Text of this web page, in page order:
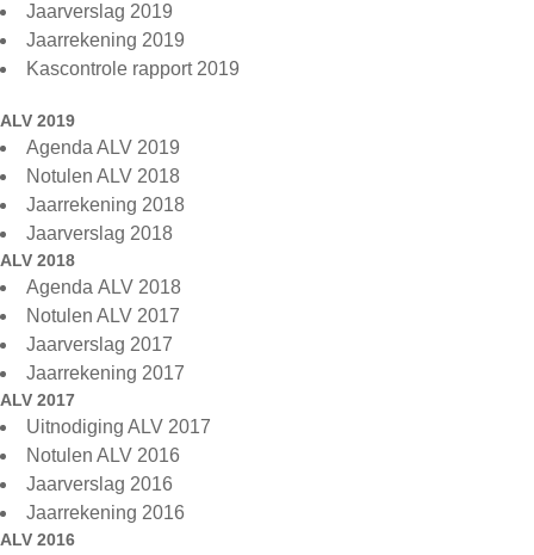
Jaarverslag 2019
Jaarrekening 2019
Kascontrole rapport 2019
ALV 2019
Agenda ALV 2019
Notulen ALV 2018
Jaarrekening 2018
Jaarverslag 2018
ALV 2018
Agenda ALV 2018
Notulen ALV 2017
Jaarverslag 2017
Jaarrekening 2017
ALV 2017
Uitnodiging ALV 2017
Notulen ALV 2016
Jaarverslag 2016
Jaarrekening 2016
ALV 2016